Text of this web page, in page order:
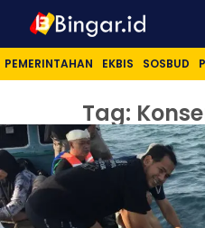
PEMERINTAHAN EKBIS SOSBUD
Tag: